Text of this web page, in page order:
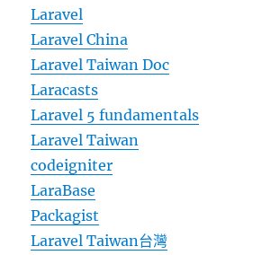
Laravel
Laravel China
Laravel Taiwan Doc
Laracasts
Laravel 5 fundamentals
Laravel Taiwan
codeigniter
LaraBase
Packagist
Laravel Taiwan台灣